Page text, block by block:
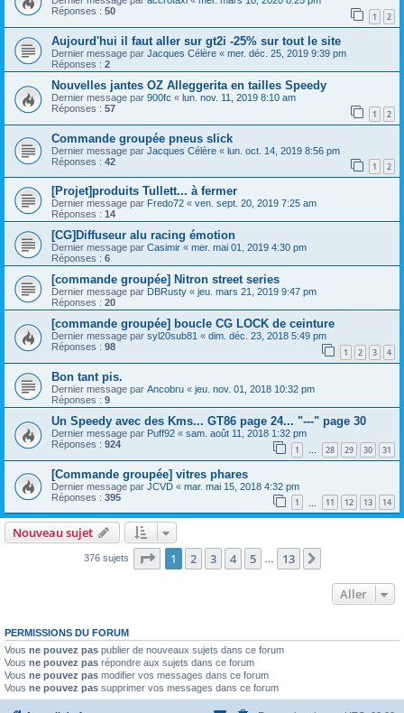
Réponses : 50 1 2
Aujourd'hui il faut aller sur gt2i -25% sur tout le site
Dernier message par Jacques Célère « mer. déc. 25, 2019 9:39 pm
Réponses : 2
Nouvelles jantes OZ Alleggerita en tailles Speedy
Dernier message par 900fc « lun. nov. 11, 2019 8:10 am
Réponses : 57 1 2
Commande groupée pneus slick
Dernier message par Jacques Célère « lun. oct. 14, 2019 8:56 pm
Réponses : 42 1 2
[Projet]produits Tullett... à fermer
Dernier message par Fredo72 « ven. sept. 20, 2019 7:25 am
Réponses : 14
[CG]Diffuseur alu racing émotion
Dernier message par Casimir « mer. mai 01, 2019 4:30 pm
Réponses : 6
[commande groupée] Nitron street series
Dernier message par DBRusty « jeu. mars 21, 2019 9:47 pm
Réponses : 20
[commande groupée] boucle CG LOCK de ceinture
Dernier message par syl20sub81 « dim. déc. 23, 2018 5:49 pm
Réponses : 98 1 2 3 4
Bon tant pis.
Dernier message par Ancobru « jeu. nov. 01, 2018 10:32 pm
Réponses : 9
Un Speedy avec des Kms... GT86 page 24... "---" page 30
Dernier message par Puff92 « sam. août 11, 2018 1:32 pm
Réponses : 924 1 … 28 29 30 31
[Commande groupée] vitres phares
Dernier message par JCVD « mar. mai 15, 2018 4:32 pm
Réponses : 395 1 11 12 13 14
Nouveau sujet
376 sujets Page 1sur13
1 2 3 4 5 13
Aller
PERMISSIONS DU FORUM
Vous ne pouvez pas publier de nouveaux sujets dans ce forum
Vous ne pouvez pas répondre aux sujets dans ce forum
Vous ne pouvez pas modifier vos messages dans ce forum
Vous ne pouvez pas supprimer vos messages dans ce forum